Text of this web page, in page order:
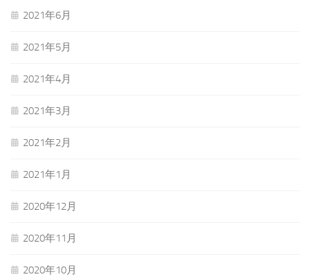
2021年6月
2021年5月
2021年4月
2021年3月
2021年2月
2021年1月
2020年12月
2020年11月
2020年10月